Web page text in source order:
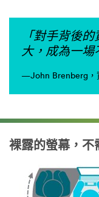
「對手背後
大，成為一場
—John Brenberg，
裸露的螢幕，不